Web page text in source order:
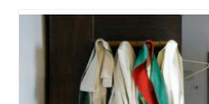
Mort mystérieuse près de
une émission de M6
Christian Abraham,
tranchée et recouvert de